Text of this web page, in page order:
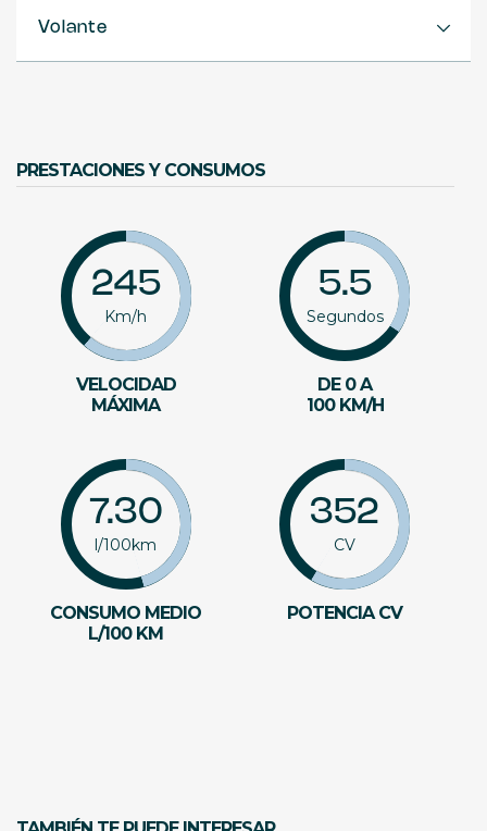
Volante
PRESTACIONES Y CONSUMOS
245
Km/h
VELOCIDAD
MÁXIMA
5.5
Segundos
DE 0 A
100 KM/H
7.30
l/100km
CONSUMO MEDIO
L/100 KM
352
CV
POTENCIA CV